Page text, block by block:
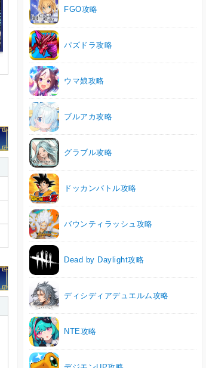
FGO攻略
パズドラ攻略
ウマ娘攻略
ブルアカ攻略
グラブル攻略
ドッカンバトル攻略
バウンティラッシュ攻略
Dead by Daylight攻略
ディシディアデュエルム攻略
NTE攻略